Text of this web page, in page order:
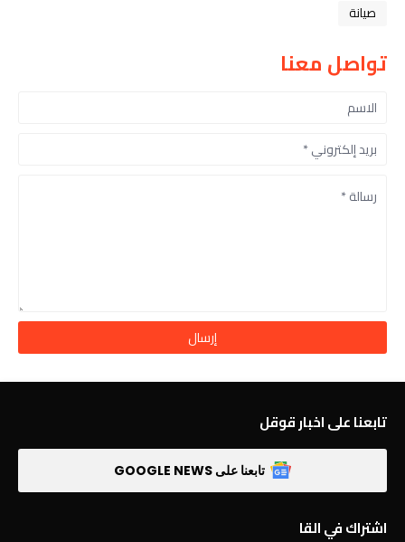
صيانة
تواصل معنا
تابعنا على اخبار قوقل
تابعنا على GOOGLE NEWS
اشتراك في القا